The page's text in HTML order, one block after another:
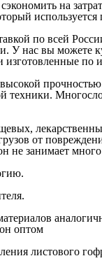
на
используется
по всей
У нас вы можете
от
занимает
листового